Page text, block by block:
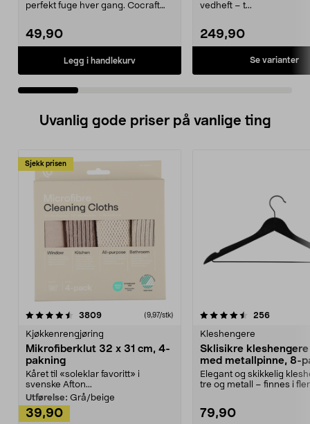
perfekt fuge hver gang. Cocraft
49,90
Legg i handlekurv
vedheft – t...
249,90
Se varianter
Uvanlig gode priser på vanlige ting
Sjekk prisen
3809anmeldelser(9,97/stk)
Kjøkkenrengjøring
Mikrofiberklut 32 x 31 cm, 4-
pakning
Kåret til «soleklar favoritt» i
svenske Afton...
Utførelse: Grå/beige
39,90
4.5av 5 stjerner 256
Kleshengere
Sklisikre
med metallpinne, 8-
Elegant og skikkelig
tre og metall – finnes i
79,90
4.5av 5 stjerner